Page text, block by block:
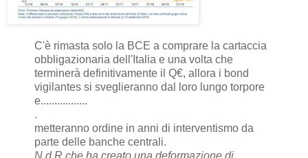
C'è rimasta solo la BCE a comprare la cartaccia
obbligazionaria dell'Italia e una volta che
terminerà definitivamente il Q€, allora i bond
vigilantes si sveglieranno dal loro lungo torpore
e.................
.
metteranno ordine in anni di interventismo da
parte delle banche centrali.
N.d.R che ha creato una deformazione di